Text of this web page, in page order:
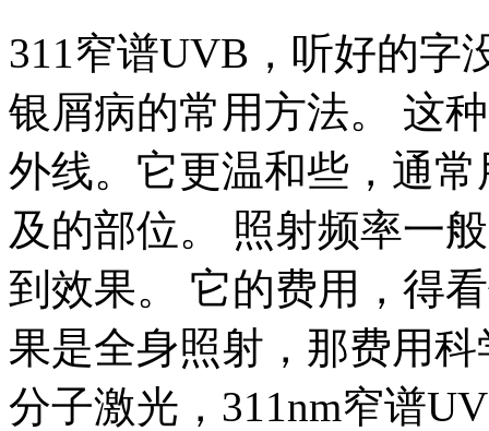
311窄谱UVB，听好的字
银屑病的常用方法。 这
外线。它更温和些，通
及的部位。 照射频率一
到效果。 它的费用，得
果是全身照射，那费用
分子激光，311nm窄谱